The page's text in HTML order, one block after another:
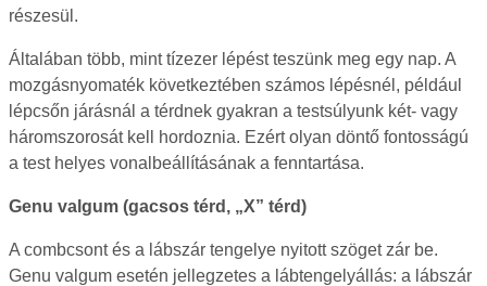
részesül.
Általában több, mint tízezer lépést teszünk meg egy nap. A
mozgásnyomaték következtében számos lépésnél, például
lépcsőn járásnál a térdnek gyakran a testsúlyunk két- vagy
háromszorosát kell hordoznia. Ezért olyan döntő fontosságú
a test helyes vonalbeállításának a fenntartása.
Genu valgum (gacsos térd, „X” térd)
A combcsont és a lábszár tengelye nyitott szöget zár be.
Genu valgum esetén jellegzetes a lábtengelyállás: a lábszár